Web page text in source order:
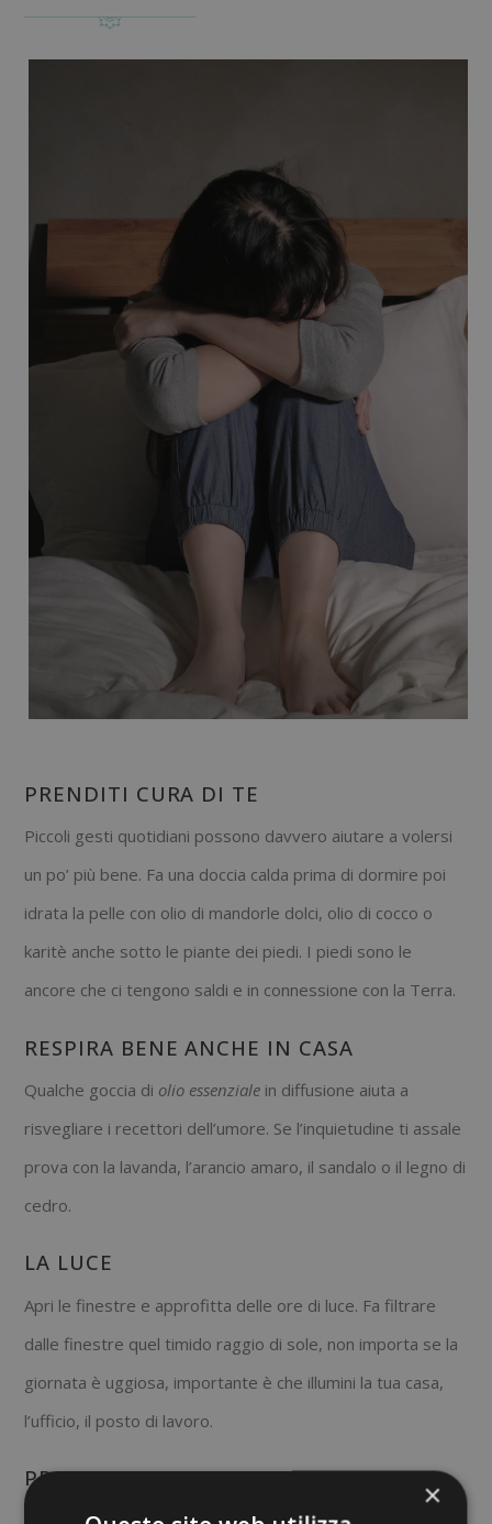
PRENDITI CURA DI TE
Piccoli gesti quotidiani possono davvero aiutare a volersi
un po’ più bene. Fa una doccia calda prima di dormire poi
idrata la pelle con olio di mandorle dolci, olio di cocco o
karitè anche sotto le piante dei piedi. I piedi sono le
ancore che ci tengono saldi e in connessione con la Terra.
RESPIRA BENE ANCHE IN CASA
Qualche goccia di olio essenziale in diffusione aiuta a
risvegliare i recettori dell’umore. Se l’inquietudine ti assale
prova con la lavanda, l’arancio amaro, il sandalo o il legno di
cedro.
LA LUCE
Apri le finestre e approfitta delle ore di luce. Fa filtrare
dalle finestre quel timido raggio di sole, non importa se la
giornata è uggiosa, importante è che illumini la tua casa,
l’ufficio, il posto di lavoro.
PROTEGGI L’INTESTINO ×